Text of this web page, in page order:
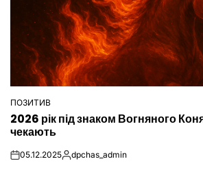
ОПУБЛІКУВАТИ
У
ПОЗИТИВ
2026 рік під знаком Вогняного
чекають
on05.12.2025Опубліковано
dpchas_admin